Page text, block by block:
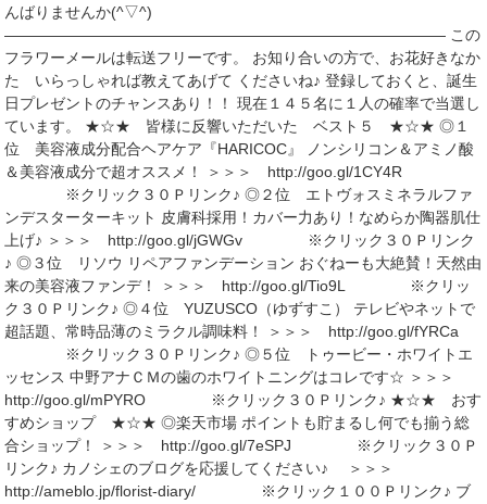
んばりませんか(^▽^)
――――――――――――――――――――――――――――― この
フラワーメールは転送フリーです。 お知り合いの方で、お花好きなか
た いらっしゃれば教えてあげて くださいね♪ 登録しておくと、誕生
日プレゼントのチャンスあり！！ 現在１４５名に１人の確率で当選し
ています。 ★☆★ 皆様に反響いただいた ベスト５ ★☆★ ◎１
位 美容液成分配合ヘアケア『HARICOC』 ノンシリコン＆アミノ酸
＆美容液成分で超オススメ！ ＞＞＞ http://goo.gl/1CY4R
※クリック３０Ｐリンク♪ ◎２位 エトヴォスミネラルファ
ンデスターターキット 皮膚科採用！カバー力あり！なめらか陶器肌仕
上げ♪ ＞＞＞ http://goo.gl/jGWGv ※クリック３０Ｐリンク
♪ ◎３位 リソウ リペアファンデーション おぐねーも大絶賛！天然由
来の美容液ファンデ！ ＞＞＞ http://goo.gl/Tio9L ※クリッ
ク３０Ｐリンク♪ ◎４位 YUZUSCO（ゆずすこ） テレビやネットで
超話題、常時品薄のミラクル調味料！ ＞＞＞ http://goo.gl/fYRCa
※クリック３０Ｐリンク♪ ◎５位 トゥービー・ホワイトエ
ッセンス 中野アナＣＭの歯のホワイトニングはコレです☆ ＞＞＞
http://goo.gl/mPYRO ※クリック３０Ｐリンク♪ ★☆★ おす
すめショップ ★☆★ ◎楽天市場 ポイントも貯まるし何でも揃う総
合ショップ！ ＞＞＞ http://goo.gl/7eSPJ ※クリック３０Ｐ
リンク♪ カノシェのブログを応援してください♪ ＞＞＞
http://ameblo.jp/florist-diary/ ※クリック１００Ｐリンク♪ ブ